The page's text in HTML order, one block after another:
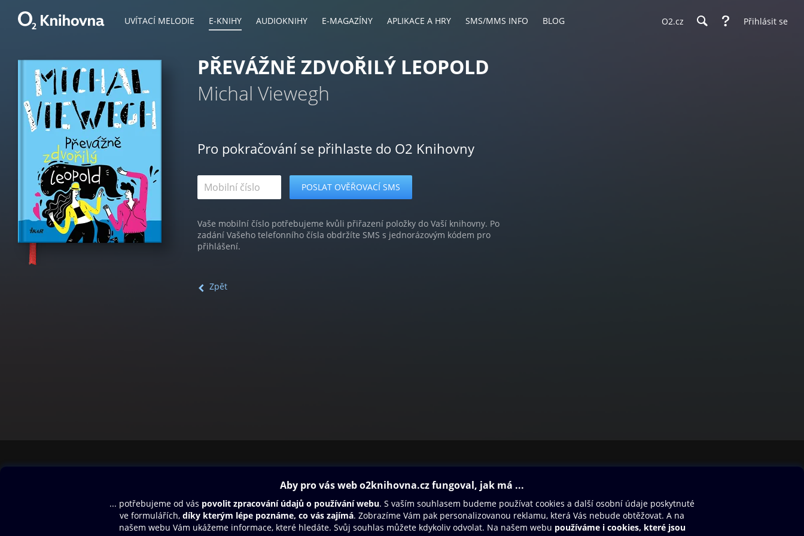
UVÍTACÍ MELODIE E-KNIHY AUDIOKNIHY E-MAGAZÍNY APLIKACE A HRY SMS/MMS INFO BLOG O2.cz Přihlásit se
PŘEVÁŽNĚ ZDVOŘILÝ LEOPOLD
Michal Viewegh
Pro pokračování se přihlaste do O2 Knihovny
Vaše mobilní číslo potřebujeme kvůli přiřazení položky do Vaší knihovny. Po
zadání Vašeho telefonního čísla obdržíte SMS s jednorázovým kódem pro
přihlášení.
Zpět
Aplikace a hry
SMS/MMS Info
Blog
Dárkový poukaz
Nápověda
Oneplay Originály
Sport